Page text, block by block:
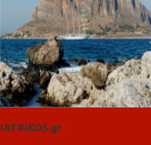
IATRIKOS.gr